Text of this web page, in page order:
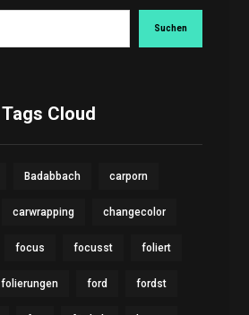
Suchen
Tags Cloud
Badabbach carporn
carwrapping changecolor
focus focusst foliert
folierungen ford fordst